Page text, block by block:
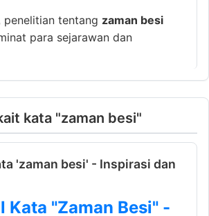
penelitian tentang zaman besi
para sejarawan dan
kata "zaman besi"
'zaman besi' - Inspirasi dan
Kata "Zaman Besi" -